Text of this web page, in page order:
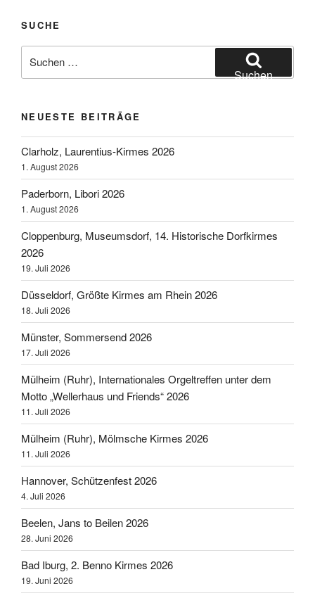
FunDOmio
2020“
SUCHE
nach:
Suchen
NEUESTE BEITRÄGE
Clarholz, Laurentius-Kirmes 2026
1. August 2026
Paderborn, Libori 2026
1. August 2026
Cloppenburg, Museumsdorf, 14. Historische Dorfkirmes
2026
19. Juli 2026
Düsseldorf, Größte Kirmes am Rhein 2026
18. Juli 2026
Münster, Sommersend 2026
17. Juli 2026
Mülheim (Ruhr), Internationales Orgeltreffen unter dem
Motto „Wellerhaus und Friends“ 2026
11. Juli 2026
Mülheim (Ruhr), Mölmsche Kirmes 2026
11. Juli 2026
Hannover, Schützenfest 2026
4. Juli 2026
Beelen, Jans to Beilen 2026
28. Juni 2026
Bad Iburg, 2. Benno Kirmes 2026
19. Juni 2026